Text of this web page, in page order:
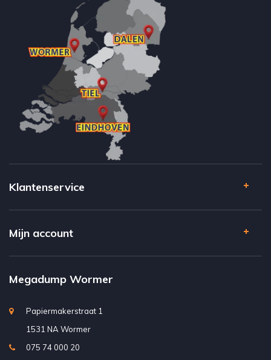
Klantenservice
Mijn account
Megadump Wormer
Papiermakerstraat 1
1531 NA Wormer
075 74 000 20